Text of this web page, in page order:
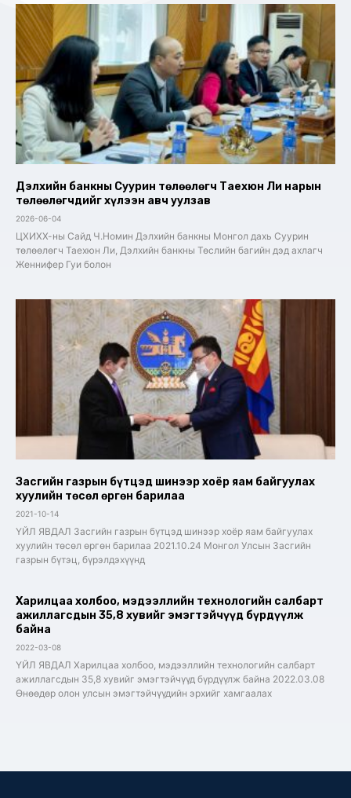
Дэлхийн банкны Суурин төлөөлөгч Таехюн Ли нарын
төлөөлөгчдийг хүлээн авч уулзав
2026-06-04
ЦХИХХ-ны Сайд Ч.Номин Дэлхийн банкны Монгол дахь Суурин
төлөөлөгч Таехюн Ли, Дэлхийн банкны Төслийн багийн дэд ахлагч
Женнифер Гуи болон
Засгийн газрын бүтцэд шинээр хоёр яам байгуулах
хуулийн төсөл өргөн барилаа
2021-10-14
ҮЙЛ ЯВДАЛ Засгийн газрын бүтцэд шинээр хоёр яам байгуулах
хуулийн төсөл өргөн барилаа 2021.10.24 Монгол Улсын Засгийн
газрын бүтэц, бүрэлдэхүүнд
Харилцаа холбоо, мэдээллийн технологийн салбарт
ажиллагсдын 35,8 хувийг эмэгтэйчүүд бүрдүүлж
байна
2022-03-08
ҮЙЛ ЯВДАЛ Харилцаа холбоо, мэдээллийн технологийн салбарт
ажиллагсдын 35,8 хувийг эмэгтэйчүүд бүрдүүлж байна 2022.03.08
Өнөөдөр олон улсын эмэгтэйчүүдийн эрхийг хамгаалах